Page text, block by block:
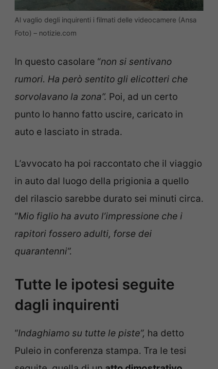
Al vaglio degli inquirenti i filmati delle videocamere (Ansa
Foto) – notizie.com
In questo casolare “non si sentivano
rumori. Ha però sentito gli elicotteri che
sorvolavano la zona”. Poi, ad un certo
punto lo hanno fatto uscire, caricato in
auto e lasciato in strada.
L’avvocato ha poi raccontato che il viaggio
in auto dal luogo della prigionia a quello
del rilascio sarebbe durato sei minuti circa.
“Mio figlio ha avuto l’impressione che i
rapitori fossero adulti, forse dei
quarantenni”.
Tutte le ipotesi seguite
dagli inquirenti
“Indaghiamo su tutte le piste”, ha detto
Puleio in conferenza stampa. Tra le tesi